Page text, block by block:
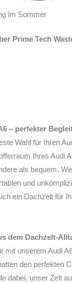
im Sommer
Prime Tech
– perfekter
Wahl für Ihren
Ihres Audi
als bequem.
und
ein Dachzelt für
dem Dachzelt-
mit unserem Audi
den perfekten
dabei, unser Zelt